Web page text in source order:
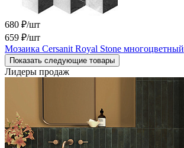
680 ₽/шт
659 ₽/шт
Мозаика Cersanit Royal Stone многоцветный
Показать следующие товары
Лидеры продаж